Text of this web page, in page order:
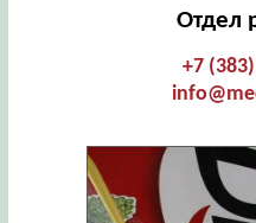
Отдел
+7